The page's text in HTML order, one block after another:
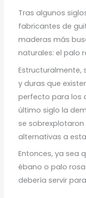
Tras algunos
fabricantes de
maderas más
naturales: el palo
Estructuralmente,
y duras que
perfecto para los
último siglo la
se
alternativas a
Entonces, ya sea
ébano o palo
debería servir